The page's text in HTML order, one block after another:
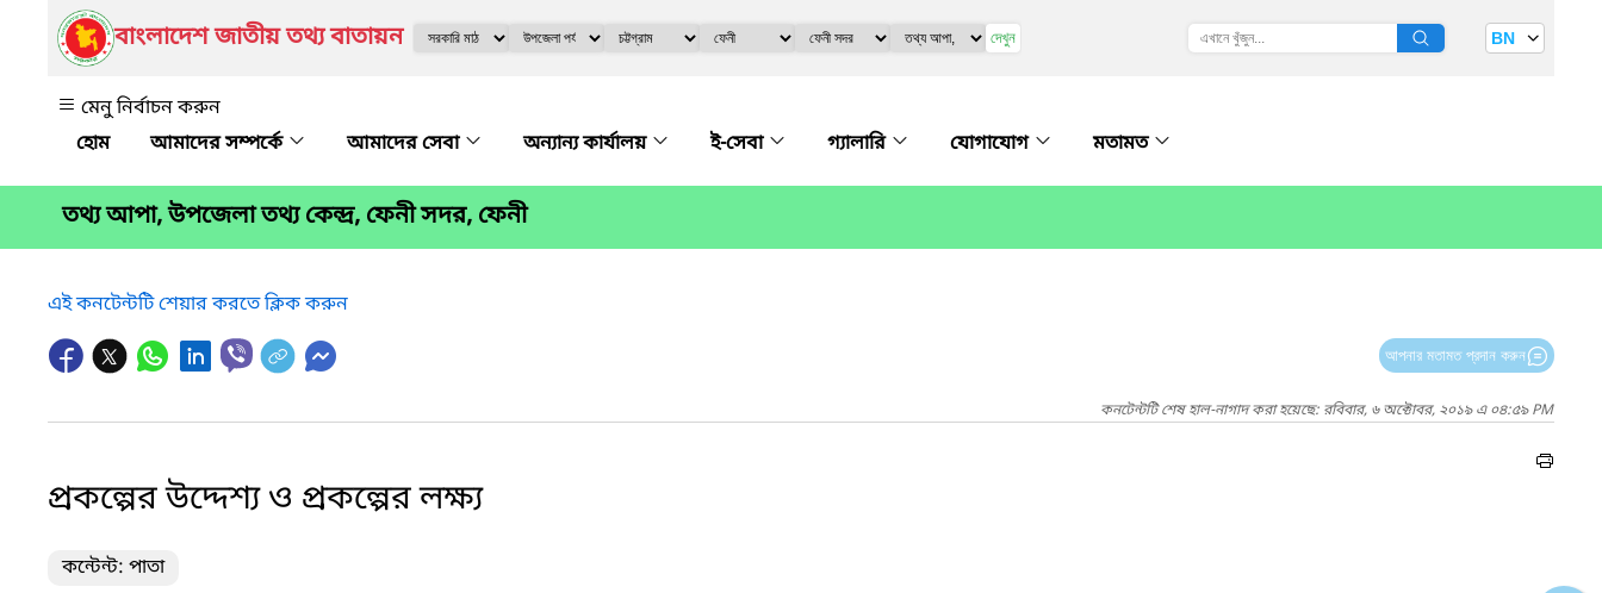
বাংলাদেশ জাতীয় তথ্য বাতায়ন দেখুন BN
মেনু নির্বাচন করুন
আমাদের সম্পর্কে
আমাদের সেবা অন্যান্য কার্যালয় ই-সেবা গ্যালারি যোগাযোগ মতামত
তথ্য আপা, উপজেলা তথ্য কেন্দ্র, ফেনী সদর, ফেনী
এই কনটেন্টটি শেয়ার করতে ক্লিক করুন
আপনার মতামত প্রদান করুন
কনটেন্টটি শেষ হাল-নাগাদ করা হয়েছে: রবিবার, ৬ অক্টোবর, ২০১৯ এ ০৪:৫৯ PM
প্রকল্পের উদ্দেশ্য ও প্রকল্পের লক্ষ্য
কন্টেন্ট: পাতা